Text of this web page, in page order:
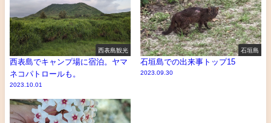
西表島観光
西表島でキャンプ場に宿泊。ヤマ
ネコパトロールも。
2023.10.01
石垣島
石垣島での出来事トップ15
2023.09.30